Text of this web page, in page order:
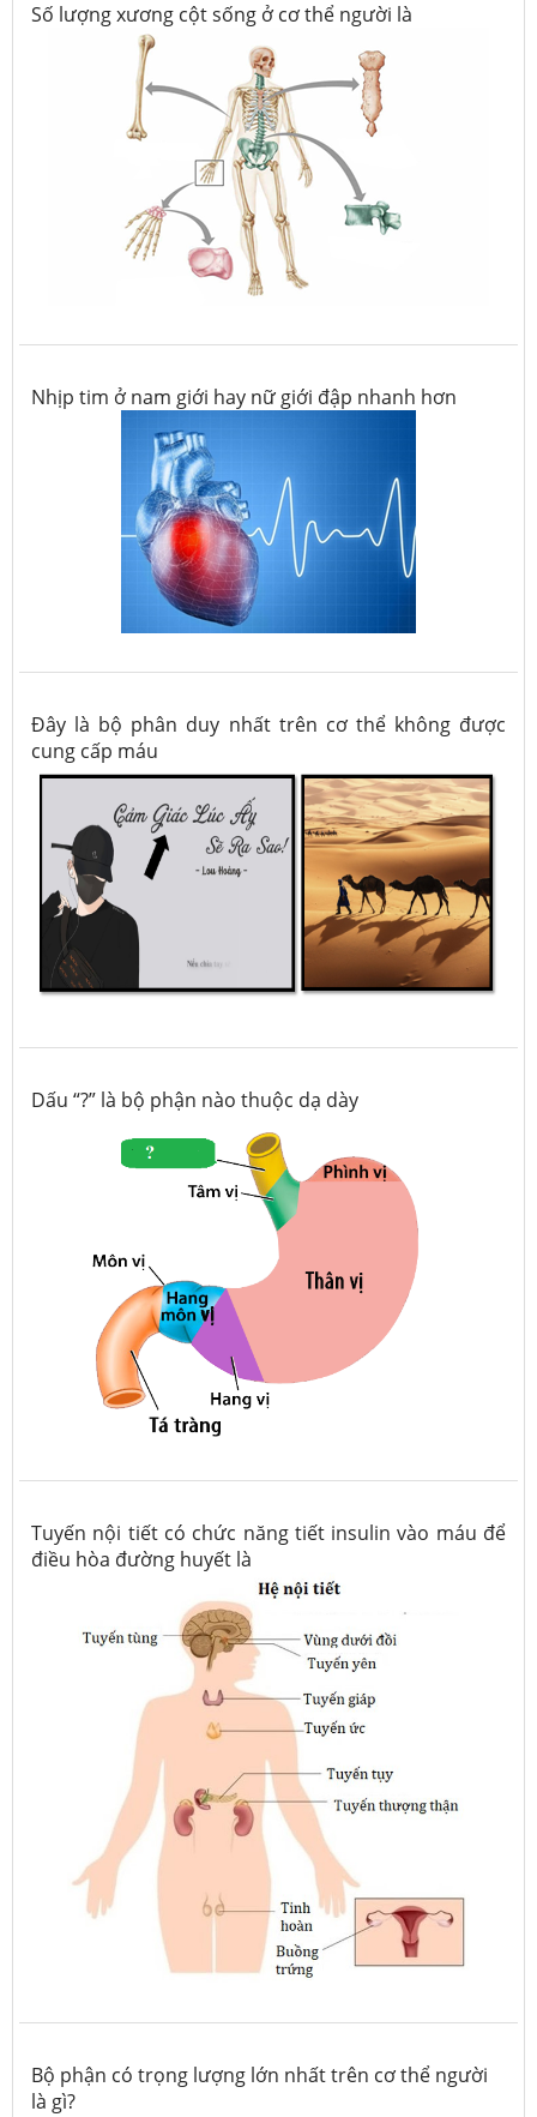
Số lượng xương cột sống ở cơ thể người là
Nhịp tim ở nam giới hay nữ giới đập nhanh hơn
Đây là bộ phân duy nhất trên cơ thể không được
cung cấp máu
Dấu “?” là bộ phận nào thuộc dạ dày
Tuyến nội tiết có chức năng tiết insulin vào máu để
điều hòa đường huyết là
Bộ phận có trọng lượng lớn nhất trên cơ thể người
là gì?